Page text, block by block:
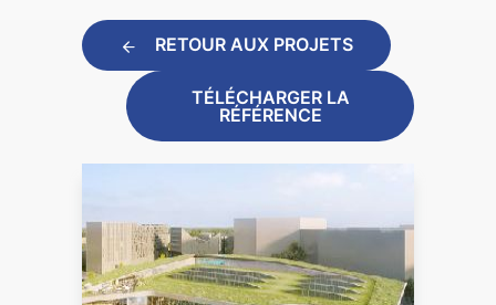
RETOUR AUX PROJETS
TÉLÉCHARGER LA
RÉFÉRENCE